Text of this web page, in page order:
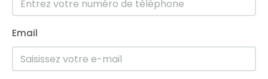
Dim
Lun
Email